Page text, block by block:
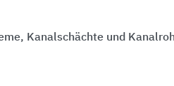
Kanalschächte und